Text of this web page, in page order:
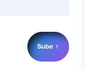
Sube ↑